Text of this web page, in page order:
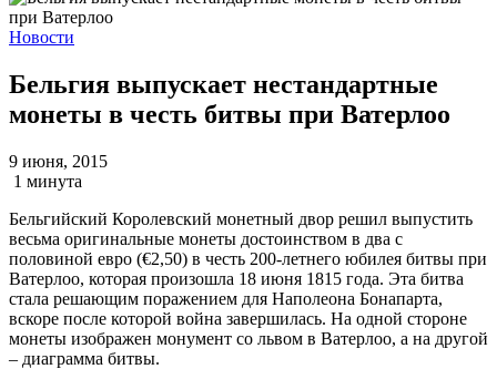
Новости
Бельгия выпускает нестандартные
монеты в честь битвы при Ватерлоо
9 июня, 2015
1 минута
Бельгийский Королевский монетный двор решил выпустить
весьма оригинальные монеты достоинством в два с
половиной евро (€2,50) в честь 200-летнего юбилея битвы при
Ватерлоо, которая произошла 18 июня 1815 года. Эта битва
стала решающим поражением для Наполеона Бонапарта,
вскоре после которой война завершилась. На одной стороне
монеты изображен монумент со львом в Ватерлоо, а на другой
– диаграмма битвы.